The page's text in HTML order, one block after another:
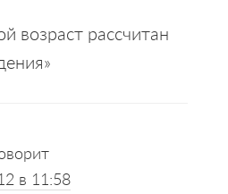
возраст рассчитан
в 11:58